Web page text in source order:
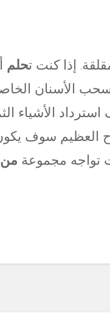
إذا كنت تحلم
الأسنان
الأشياء
العظيم سوف
تواجه مجموعة من